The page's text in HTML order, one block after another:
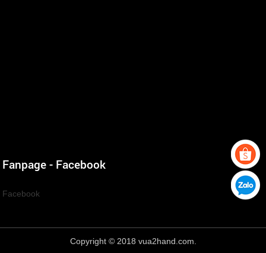
Fanpage - Facebook
Facebook
Copyright © 2018 vua2hand.com.